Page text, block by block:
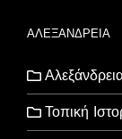
ΑΛΕΞΑΝΔΡΕΙΑ
Τοπική